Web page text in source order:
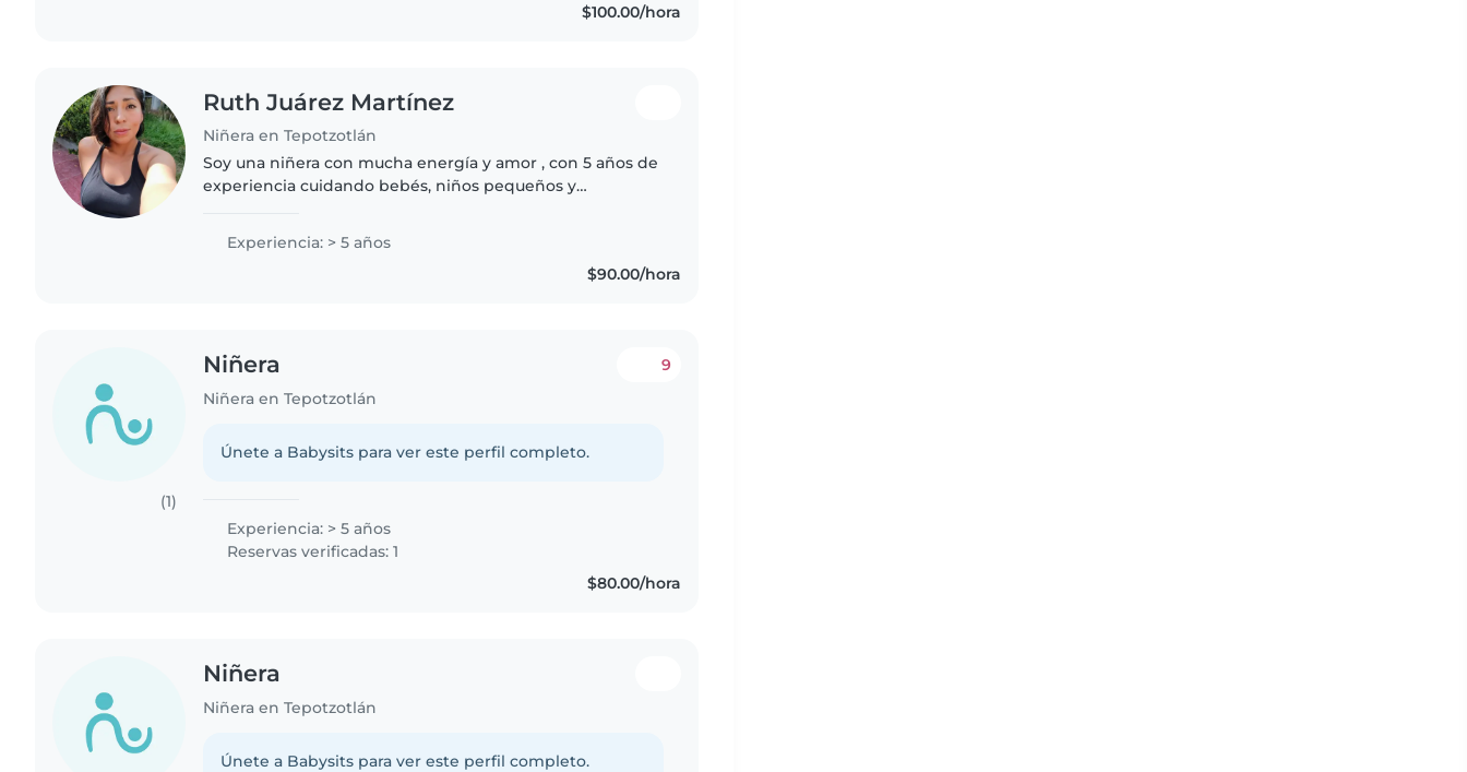
$100.00/hora
Ruth Juárez Martínez
Niñera en Tepotzotlán
Soy una niñera con mucha energía y amor , con 5 años de
experiencia cuidando bebés, niños pequeños y
persona responsable,..
Experiencia: > 5 años
$90.00/hora
(1)
Niñera
Niñera en Tepotzotlán
9
Únete a Babysits para ver este perfil completo.
Experiencia: > 5 años
Reservas verificadas: 1
$80.00/hora
Niñera
Niñera en Tepotzotlán
Únete a Babysits para ver este perfil completo.